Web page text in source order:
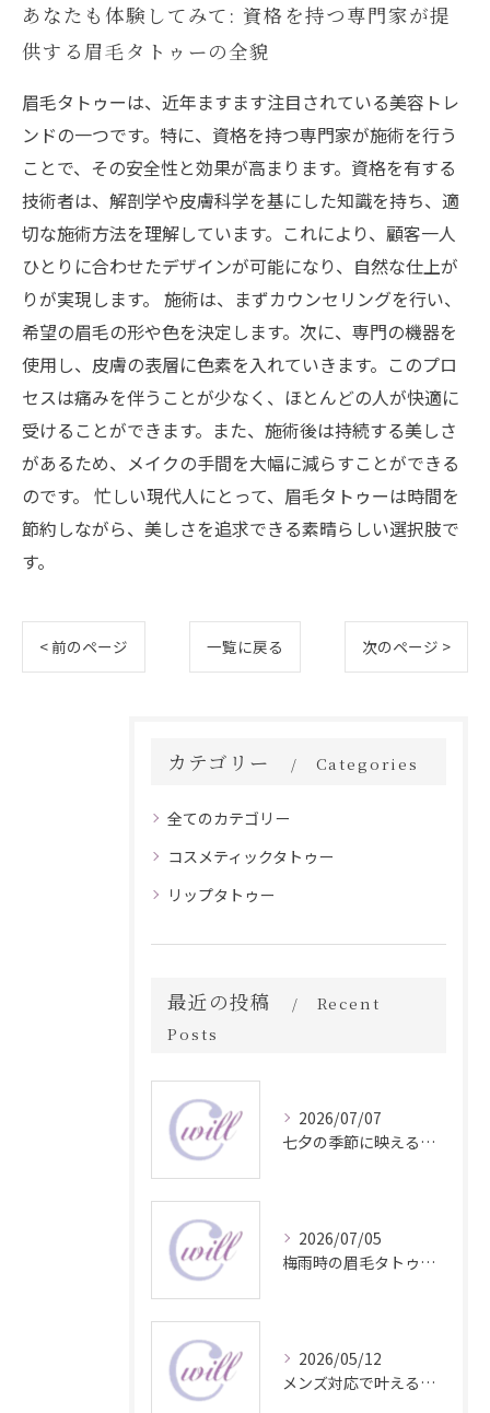
あなたも体験してみて: 資格を持つ専門家が提
供する眉毛タトゥーの全貌
眉毛タトゥーは、近年ますます注目されている美容トレ
ンドの一つです。特に、資格を持つ専門家が施術を行う
ことで、その安全性と効果が高まります。資格を有する
技術者は、解剖学や皮膚科学を基にした知識を持ち、適
切な施術方法を理解しています。これにより、顧客一人
ひとりに合わせたデザインが可能になり、自然な仕上が
りが実現します。 施術は、まずカウンセリングを行い、
希望の眉毛の形や色を決定します。次に、専門の機器を
使用し、皮膚の表層に色素を入れていきます。このプロ
セスは痛みを伴うことが少なく、ほとんどの人が快適に
受けることができます。また、施術後は持続する美しさ
があるため、メイクの手間を大幅に減らすことができる
のです。 忙しい現代人にとって、眉毛タトゥーは時間を
節約しながら、美しさを追求できる素晴らしい選択肢で
す。
< 前のページ 一覧に戻る 次のページ >
カテゴリー Categories
全てのカテゴリー
コスメティックタトゥー
リップタトゥー
最近の投稿
Recent
Posts
2026/07/07
七夕の季節に映える眉毛タトゥー技術
2026/07/05
梅雨時の眉毛タトゥー美容法
2026/05/12
メンズ対応で叶える自然な眉毛タトゥーの魅力